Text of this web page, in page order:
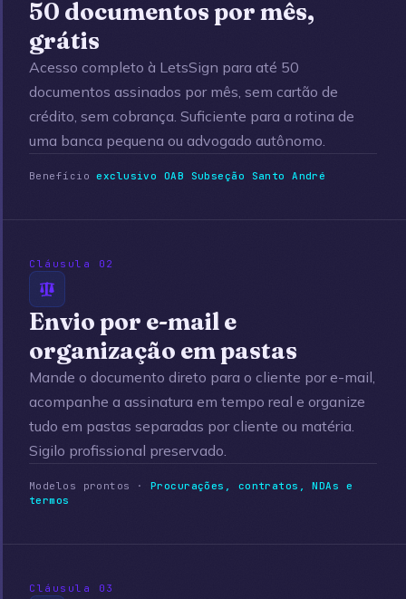
50 documentos por mês,
grátis
Acesso completo à LetsSign para até 50
documentos assinados por mês, sem cartão de
crédito, sem cobrança. Suficiente para a rotina de
uma banca pequena ou advogado autônomo.
Benefícioexclusivo OAB Subseção Santo André
Cláusula 02
Envio por e-mail e
organização em pastas
Mande o documento direto para o cliente por e-mail,
acompanhe a assinatura em tempo real e organize
tudo em pastas separadas por cliente ou matéria.
Sigilo profissional preservado.
Modelos prontos · Procurações, contratos, NDAs e
termos
Cláusula 03